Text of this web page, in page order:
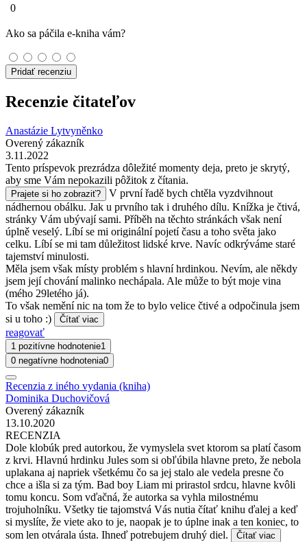
0
Ako sa páčila e-kniha vám?
Pridať recenziu
Recenzie čitateľov
Anastázie Lytvyněnko
Overený zákazník
3.11.2022
Tento príspevok prezrádza dôležité momenty deja, preto je skrytý,
aby sme Vám nepokazili pôžitok z čítania.
Prajete si ho zobraziť?
V první řadě bych chtěla vyzdvihnout
nádhernou obálku. Jak u prvního tak i druhého dílu. Knížka je čtivá,
stránky Vám ubývají sami. Příběh na těchto stránkách však není
úplně veselý. Líbí se mi originální pojetí času a toho světa jako
celku. Líbí se mi tam důležitost lidské krve. Navíc odkrýváme staré
tajemství minulosti.
Měla jsem však místy problém s hlavní hrdinkou. Nevím, ale někdy
jsem její chování malinko nechápala. Ale může to být moje vina
(mého 29letého já).
To však nemění nic na tom že to bylo velice čtivé a odpočinula jsem
si u toho :)
Čítať viac
reagovať
1 pozitívne hodnotenie1
0 negatívne hodnotenia0
Recenzia z iného vydania (kniha)
Dominika Duchovičová
Overený zákazník
13.10.2020
RECENZIA
Dole klobúk pred autorkou, že vymyslela svet ktorom sa platí časom
z krvi. Hlavnú hrdinku Jules som si obľúbila hlavne preto, že nebola
uplakana aj napriek všetkému čo sa jej stalo ale vedela presne čo
chce a išla si za tým. Bad boy Liam mi prirastol srdcu, hlavne kvôli
tomu koncu. Som vďačná, že autorka sa vyhla milostnému
trojuholníku. Všetky tie tajomstvá Vás nutia čítať knihu ďalej a keď
si myslíte, že viete ako to je, naopak je to úplne inak a ten koniec, to
som len otvárala ústa. Ihneď potrebujem druhý diel.
Čítať viac